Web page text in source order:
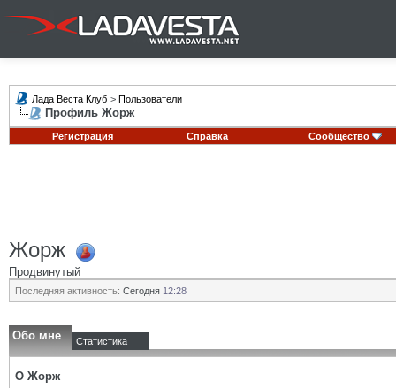
Лада Веста Клуб > Пользователи
Профиль Жорж
Регистрация Справка Сообщество
Жорж
Продвинутый
Последняя активность: Сегодня 12:28
Обо мне Статистика
О Жорж